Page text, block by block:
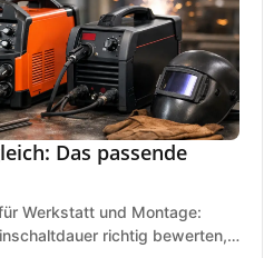
Das passende
Werkstatt und Montage:
richtig bewerten,